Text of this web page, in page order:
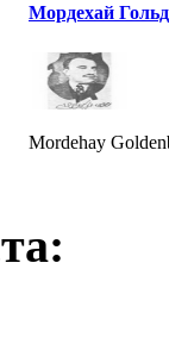
Мордехай
Mordehay